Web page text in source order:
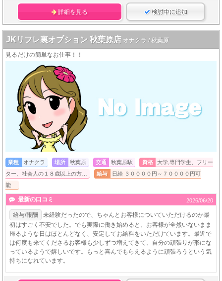
詳細を見る 検討中に追加
JKリフレ裏オプション 秋葉原店 オナクラ / 秋葉原
見るだけの簡単なお仕事！！
業種 オナクラ 場所 秋葉原 交通 秋葉原駅 資格
大学,専門学生、フリー
ター、社会人の１８歳以上の方…
給与
日給 ３００００円～７００００円可
能
最新の口コミ 2026/06/20
給与/報酬
未経験だったので、ちゃんとお客様についていただけるのか最
初はすごく不安でした。でも実際に働き始めると、お客様が全然いないまま
帰るような日はほとんどなく、安定してお給料をいただけています。最近で
は何度も来てくださるお客様も少しずつ増えてきて、自分の頑張りが形にな
っているようで嬉しいです。もっと喜んでもらえるように頑張ろうという気
持ちになれています。